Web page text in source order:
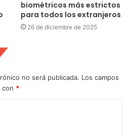
biométricos más estrictos
para todos los extranjeros
26 de diciembre de 2025
no será publicada. Los campos
con *